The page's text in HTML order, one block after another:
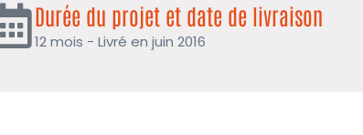
Durée du projet et date de livraison
12 mois - Livré en juin 2016